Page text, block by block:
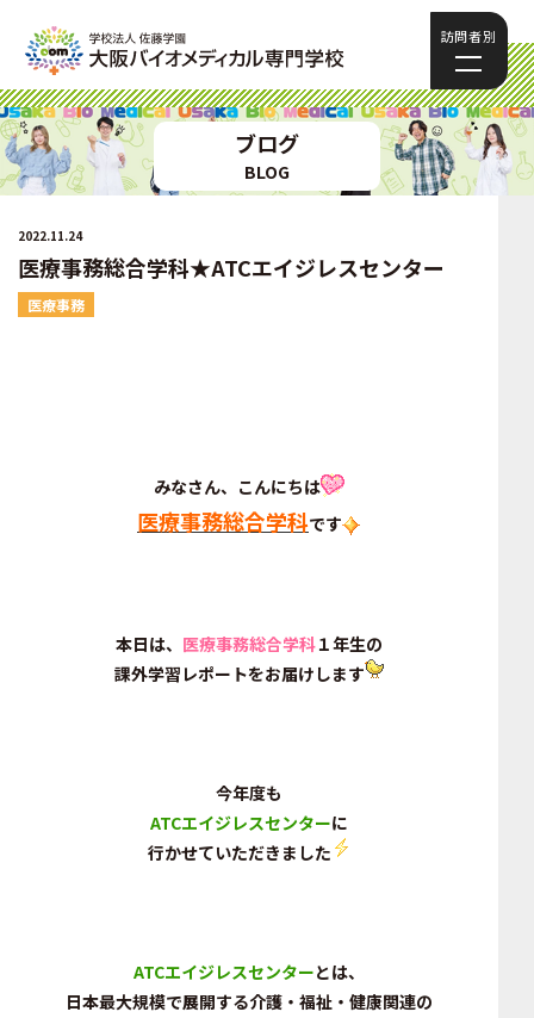
訪問者別
ブログ
BLOG
2022.11.24
医療事務総合学科★ATCエイジレスセンター
医療事務
みなさん、こんにちは
医療事務総合学科です
本日は、 医療事務総合学科１年生の
課外学習レポートをお届けします
今年度も
ATCエイジレスセンターに
行かせていただきました
ATCエイジレスセンターとは、
日本最大規模で展開する介護・福祉・健康関連の